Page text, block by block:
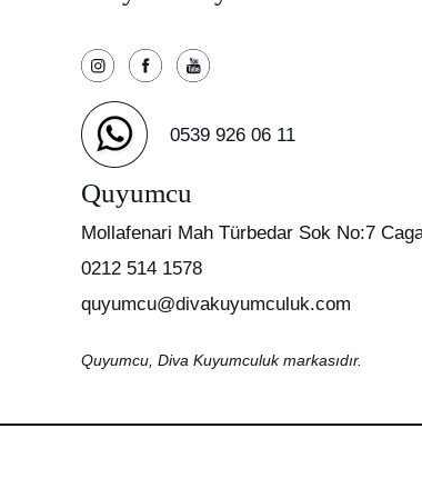
0539 926 06 11
Quyumcu
Mollafenari Mah Türbedar Sok No:7
0212 514 1578
quyumcu@divakuyumculuk.com
Quyumcu, Diva Kuyumculuk markasıdır.